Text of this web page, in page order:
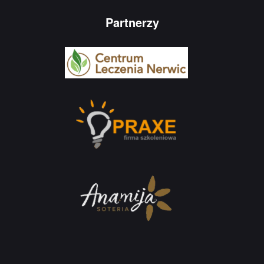
Partnerzy